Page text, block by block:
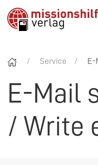
Service E-
E-Mail
/ Write